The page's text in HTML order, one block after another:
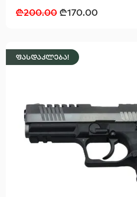
₾200.00 ₾170.00
ფასდაკლება!